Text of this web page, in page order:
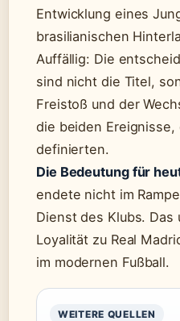
Entwicklung eines
brasilianischen
Auffällig: Die
sind nicht die Titel,
Freistoß und der
die beiden Ereignisse,
definierten.
Die Bedeutung für
endete nicht im
Dienst des Klubs.
Loyalität zu Real
im modernen Fußball.
WEITERE QUELLEN